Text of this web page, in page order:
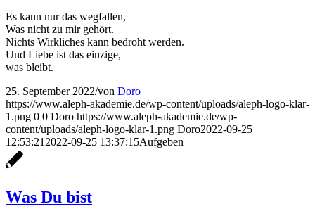
Es kann nur das wegfallen,
Was nicht zu mir gehört.
Nichts Wirkliches kann bedroht werden.
Und Liebe ist das einzige,
was bleibt.
25. September 2022/von Doro
https://www.aleph-akademie.de/wp-content/uploads/aleph-logo-klar-
1.png 0 0 Doro https://www.aleph-akademie.de/wp-
content/uploads/aleph-logo-klar-1.png Doro2022-09-25
12:53:21 2022-09-25 13:37:15Aufgeben
Was Du bist